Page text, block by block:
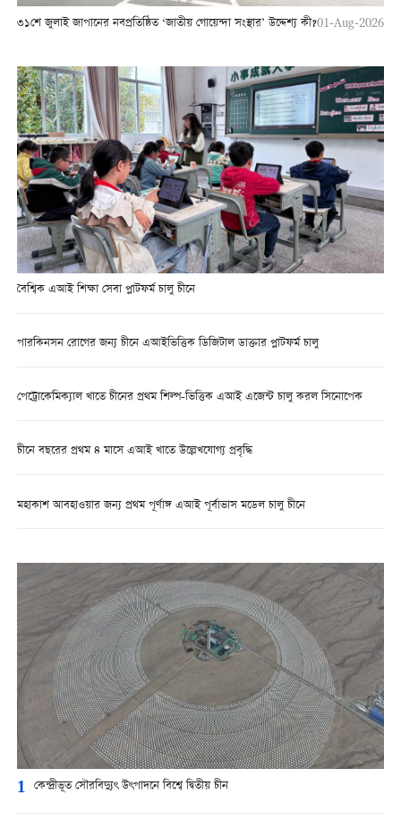
৩১শে জুলাই জাপানের নবপ্রতিষ্ঠিত ‘জাতীয় গোয়েন্দা সংস্থার’ উদ্দেশ্য কী?01-Aug-2026
বৈশ্বিক এআই শিক্ষা সেবা প্লাটফর্ম চালু চীনে
পারকিনসন রোগের জন্য চীনে এআইভিত্তিক ডিজিটাল ডাক্তার প্লাটফর্ম চালু
পেট্রোকেমিক্যাল খাতে চীনের প্রথম শিল্প-ভিত্তিক এআই এজেন্ট চালু করল সিনোপেক
চীনে বছরের প্রথম ৪ মাসে এআই খাতে উল্লেখযোগ্য প্রবৃদ্ধি
মহাকাশ আবহাওয়ার জন্য প্রথম পূর্ণাঙ্গ এআই পূর্বাভাস মডেল চালু চীনে
1 কেন্দ্রীভূত সৌরবিদ্যুৎ উৎপাদনে বিশ্বে দ্বিতীয় চীন